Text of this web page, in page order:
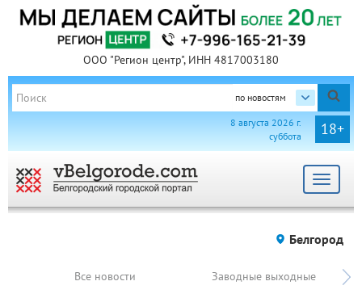
ООО "Регион центр", ИНН 4817003180
по новостям
18+
8 августа 2026 г.
суббота
Toggle
Белгород
Все новости Заводные выходные